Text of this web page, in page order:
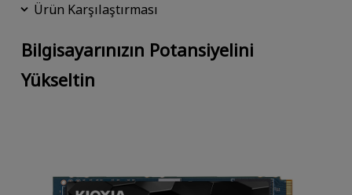
Ürün Karşılaştırması
Bilgisayarınızın Potansiyelini
Yükseltin